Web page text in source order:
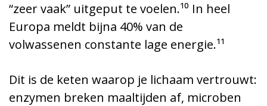
“zeer vaak” uitgeput te voelen.¹⁰ In heel
Europa meldt bijna 40% van de
volwassenen constante lage energie.¹¹
Dit is de keten waarop je lichaam vertrouwt:
enzymen breken maaltijden af, microben